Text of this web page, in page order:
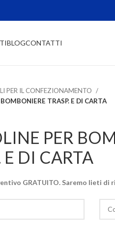
BLOGCONTATTI
PER IL CONFEZIONAMENTO
TRASP. E DI CARTA
PER
E DI CARTA
GRATUITO. Saremo lieti di